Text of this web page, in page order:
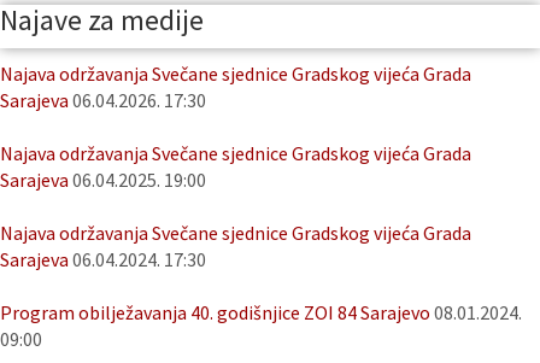
Najave za medije
Najava održavanja Svečane sjednice Gradskog vijeća Grada
Sarajeva 06.04.2026. 17:30
Najava održavanja Svečane sjednice Gradskog vijeća Grada
Sarajeva 06.04.2025. 19:00
Najava održavanja Svečane sjednice Gradskog vijeća Grada
Sarajeva 06.04.2024. 17:30
Program obilježavanja 40. godišnjice ZOI 84 Sarajevo 08.01.2024.
09:00